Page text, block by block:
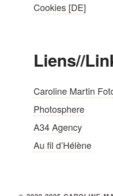
Cookies [DE]
Liens//
Caroline Martin
Photosphere
A34 Agency
Au fil d’Hélène